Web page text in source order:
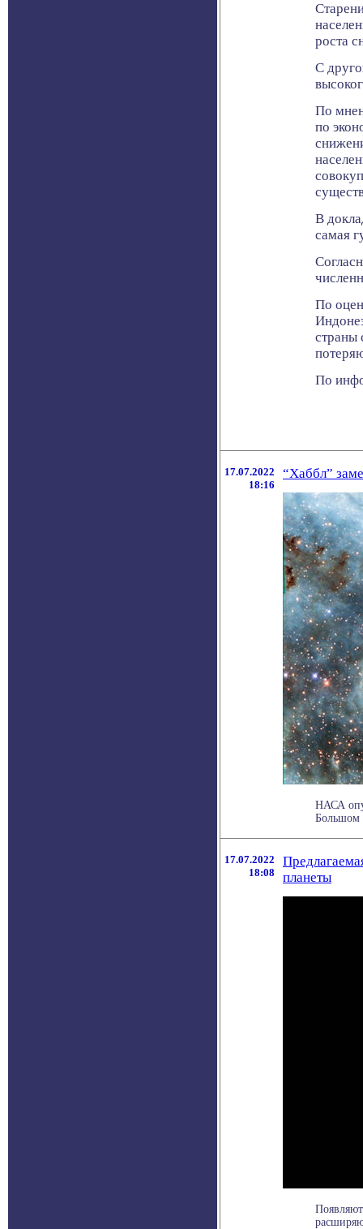
роста
С
По
по
В
самая
По
страны
По
17.07.2022
18:16
“Хаббл”
НАСА
Большом
17.07.2022
18:08
планеты